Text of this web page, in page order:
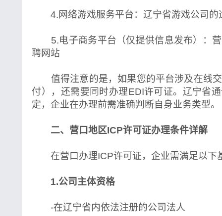
4.网络游戏服务平台：辽宁省游戏公司的
5.电子商务平台（仅提供信息发布）：营
聘网站
值得注意的是，如果您的平台涉及在线交
付），还需要同时办理EDI许可证。辽宁省
定，企业在办理前需准确判断自身业务类型。
二、营口地区ICP许可证办理条件详解
在营口办理ICP许可证，企业需满足以下
1.公司主体资格
-在辽宁省内依法注册的公司法人